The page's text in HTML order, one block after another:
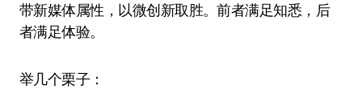
带新媒体属性，以微创新取胜。前者满足知悉，后
者满足体验。
举几个栗子：